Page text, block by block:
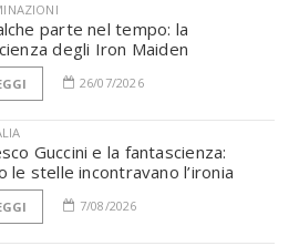
parte nel tempo: la
degli Iron Maiden
26/07/2026
Guccini e la fantascienza:
le stelle incontravano l’ironia
7/08/2026